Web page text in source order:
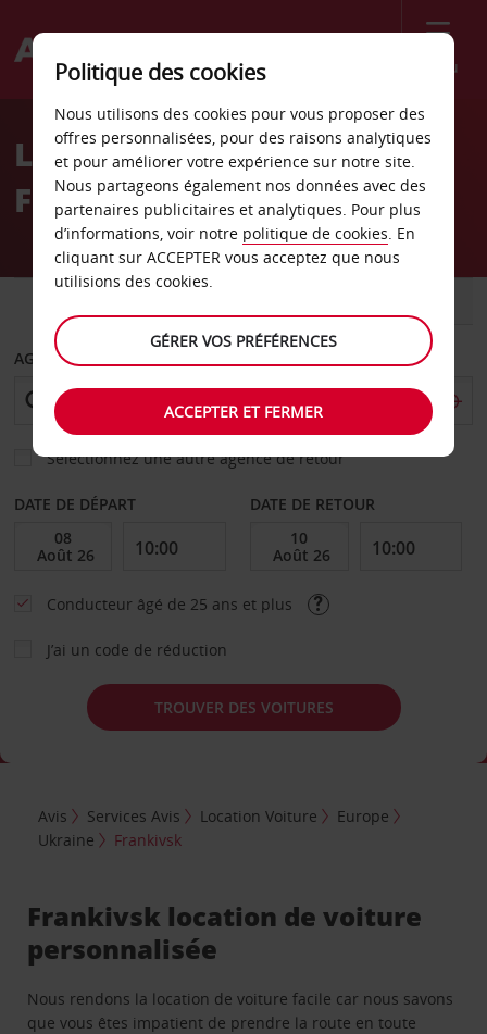
Menu
Welcome
AvisLocation de voiture
Frankivsk
AGENCE DE DÉPART
Sélectionnez une autre agence de retour
DATE DE DÉPART DATE DE RETOUR
Conducteur âgé de 25 ans et plus
J’ai un code de réduction
TROUVER DES VOITURES
Avis Services Avis Location Voiture
Europe
Ukraine
Frankivsk
Frankivsk location de voiture
personnalisée
Nous rendons la location de voiture facile car nous savons
que vous êtes impatient de prendre la route en toute
Politique des cookies
Nous utilisons des cookies pour vous proposer des
offres personnalisées, pour des raisons analytiques
et pour améliorer votre expérience sur notre site.
Nous partageons également nos données avec des
partenaires publicitaires et analytiques. Pour plus
d’informations, voir notre politique de cookies. En
cliquant sur ACCEPTER vous acceptez que nous
utilisions des cookies.
GÉRER VOS PRÉFÉRENCES
ACCEPTER ET FERMER